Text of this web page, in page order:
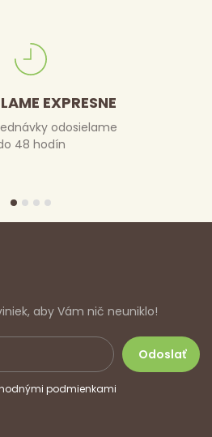
EXPRESNE
odosielame
48 hodín
aby Vám nič neuniklo!
podmienkami